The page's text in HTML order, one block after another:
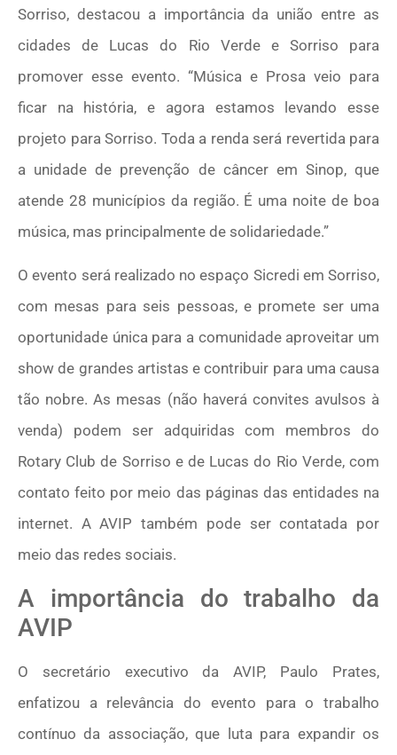
Sorriso, destacou a importância da união entre as
cidades de Lucas do Rio Verde e Sorriso para
promover esse evento. “Música e Prosa veio para
ficar na história, e agora estamos levando esse
projeto para Sorriso. Toda a renda será revertida para
a unidade de prevenção de câncer em Sinop, que
atende 28 municípios da região. É uma noite de boa
música, mas principalmente de solidariedade.”
O evento será realizado no espaço Sicredi em Sorriso,
com mesas para seis pessoas, e promete ser uma
oportunidade única para a comunidade aproveitar um
show de grandes artistas e contribuir para uma causa
tão nobre. As mesas (não haverá convites avulsos à
venda) podem ser adquiridas com membros do
Rotary Club de Sorriso e de Lucas do Rio Verde, com
contato feito por meio das páginas das entidades na
internet. A AVIP também pode ser contatada por
meio das redes sociais.
A importância do trabalho da
AVIP
O secretário executivo da AVIP, Paulo Prates,
enfatizou a relevância do evento para o trabalho
contínuo da associação, que luta para expandir os